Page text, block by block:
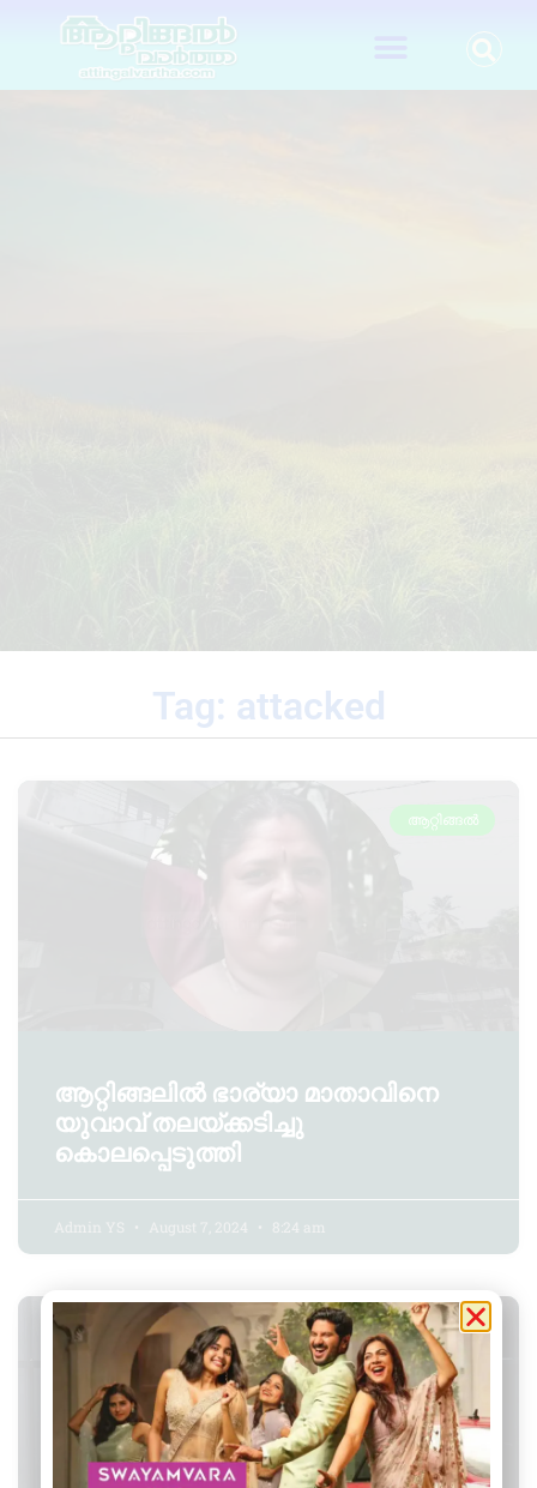
Tag: attacked
ആറ്റിങ്ങൽ
ആറ്റിങ്ങലിൽ ഭാര്യാ മാതാവിനെ
യുവാവ് തലയ്ക്കടിച്ചു
കൊലപ്പെടുത്തി
Admin YS August 7, 2024 8:24 am
CRIME